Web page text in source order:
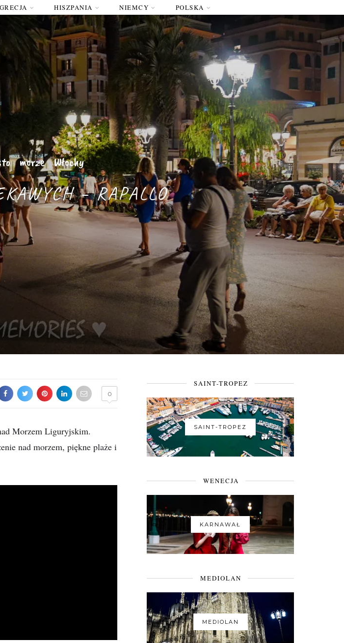
GRECJA HISZPANIA NIEMCY POLSKA
/ morze / Włochy
– RAPALLO
0
Morzem Liguryjskim.
nad morzem, piękne plaże i
SAINT-TROPEZ
SAINT-TROPEZ
WENECJA
KARNAWAŁ
MEDIOLAN
MEDIOLAN